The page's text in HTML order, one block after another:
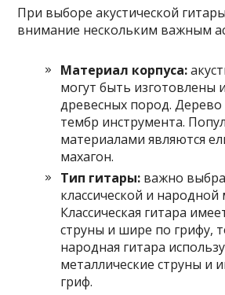
При выборе акустической
внимание нескольким важным
Материал корпуса:
могут быть изготовлены
древесных пород. Дерево
тембр инструмента.
материалами являются
махагон.
Тип гитары: важно
классической и
Классическая гитара
струны и шире по грифу,
народная гитара
металлические струны и
гриф.